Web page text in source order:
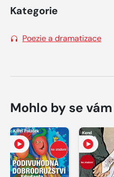
Kategorie
Poezie a dramatizace
Mohlo by se